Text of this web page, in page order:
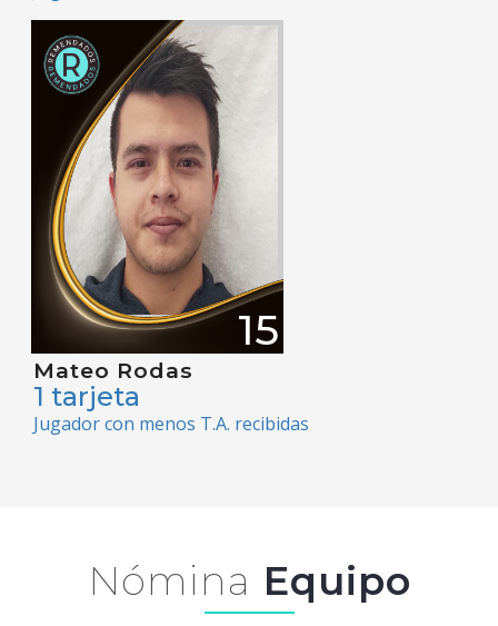
15
Mateo Rodas
1 tarjeta
Jugador con menos T.A. recibidas
Nómina Equipo